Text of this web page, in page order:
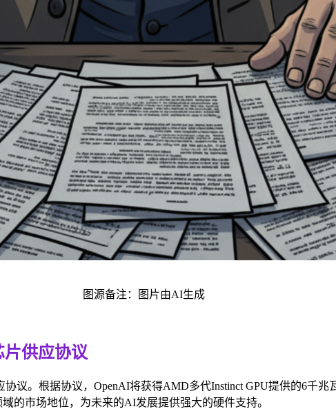
图源备注：图片由AI生成
供应协议
议。根据协议，OpenAI将获得AMD多代Instinct GPU提供的6千
的市场地位，为未来的AI发展提供强大的硬件支持。